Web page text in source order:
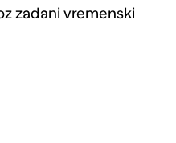
zadani vremenski